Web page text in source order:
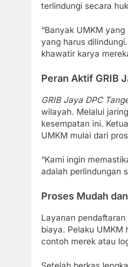
terlindungi secara
“Banyak UMKM
yang harus
khawatir karya
Peran Aktif GRIB
GRIB Jaya DPC
wilayah. Melalui
kesempatan ini.
UMKM mulai dari
“Kami ingin
adalah perlindungan
Proses Mudah
Layanan
biaya. Pelaku UMKM
contoh merek atau